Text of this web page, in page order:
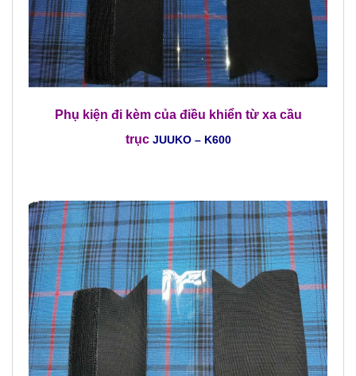
Phụ kiện đi kèm của điều khiển từ xa cầu
trục JUUKO – K600